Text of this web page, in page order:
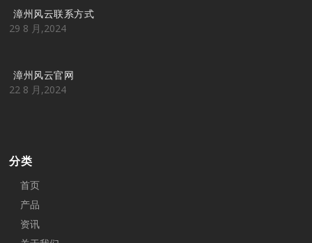
漳州风云联系方式
29 8 月,2024
漳州风云官网
22 8 月,2024
分类
首页
产品
资讯